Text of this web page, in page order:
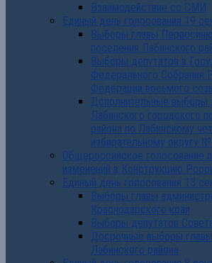
Взаимодействие со СМИ
Единый день голосования 19
Выборы главы
поселения Лабинского
Выборы депутатов в
Федерального Собрания
Федерации восьмого
Дополнительные выборы
Лабинского городского
района по Лабинскому
избирательному округу
Общероссийское голосование
изменений в Конструкцию
Единый день голосования 13
Выборы главы
Краснодарского края
Выборы депутатов
Досрочные выборы главы
Лабинского района